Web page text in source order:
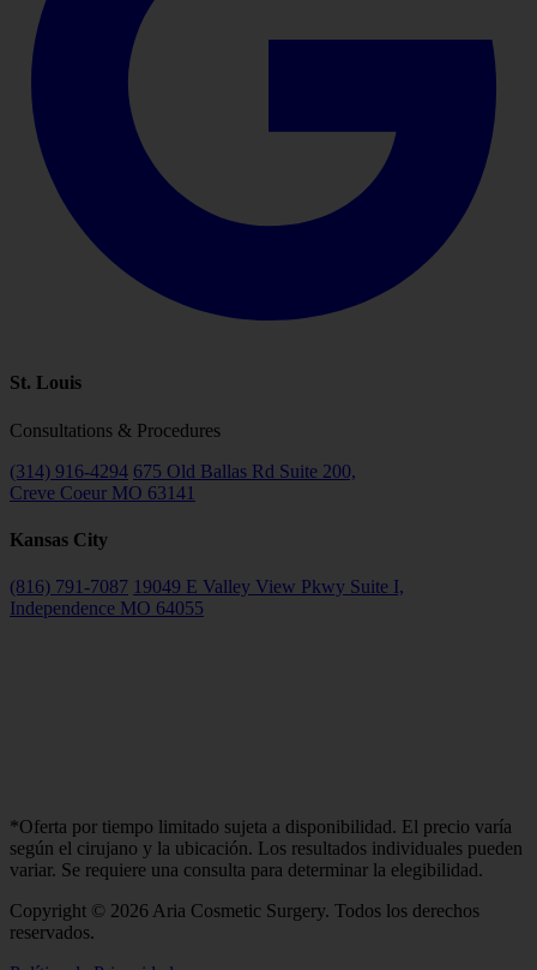
St. Louis
Consultations & Procedures
(314) 916-4294 675 Old Ballas Rd Suite 200,
Creve Coeur MO 63141
Kansas City
(816) 791-7087 19049 E Valley View Pkwy Suite I,
Independence MO 64055
*Oferta por tiempo limitado sujeta a disponibilidad. El precio varía
según el cirujano y la ubicación. Los resultados individuales pueden
variar. Se requiere una consulta para determinar la elegibilidad.
Copyright © 2026 Aria Cosmetic Surgery. Todos los derechos
reservados.